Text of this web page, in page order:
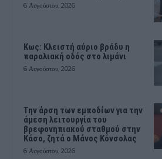
6 Αυγούστου, 2026
Κως: Κλειστή αύριο βράδυ η
παραλιακή οδός στο λιμάνι
6 Αυγούστου, 2026
Την άρση των εμποδίων για την
άμεση λειτουργία του
βρεφονηπιακού σταθμού στην
Κάσο, ζητά ο Μάνος Κόνσολας
6 Αυγούστου, 2026